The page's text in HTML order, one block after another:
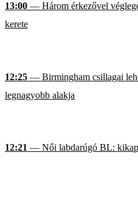
13:00 — Három érkezővel
kerete
12:25 — Birmingham csillagai
legnagyobb alakja
12:21 — Női labdarúgó BL: